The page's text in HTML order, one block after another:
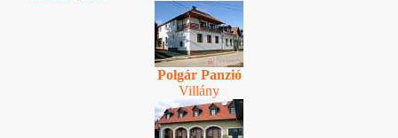
Polgár Panzió
Villány